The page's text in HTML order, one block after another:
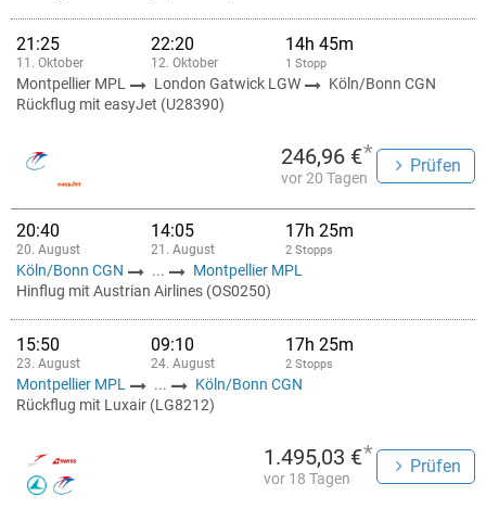
21:25
11. Oktober
22:20
12. Oktober
14h 45m
1 Stopp
Montpellier MPL London Gatwick LGW
Köln/Bonn CGN
Rückflug mit easyJet (U28390)
246,96 €*
vor 20 Tagen
Prüfen
20:40
20. August
14:05
21. August
17h 25m
2 Stopps
Köln/Bonn CGN ...
Montpellier MPL
Hinflug mit Austrian Airlines (OS0250)
15:50
23. August
09:10
24. August
17h 25m
2 Stopps
Montpellier MPL ...
Köln/Bonn CGN
Rückflug mit Luxair (LG8212)
1.495,03 €*
vor 18 Tagen
Prüfen